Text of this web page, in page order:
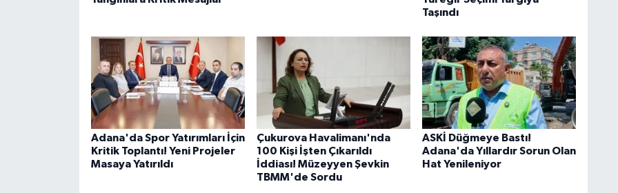
Taşındı
Adana'da Spor Yatırımları İçin
Kritik Toplantı! Yeni Projeler
Masaya Yatırıldı
Çukurova Havalimanı'nda
100 Kişi İşten Çıkarıldı
İddiası! Müzeyyen Şevkin
TBMM'de Sordu
ASKİ Düğmeye Bastı!
Adana'da Yıllardır Sorun Olan
Hat Yenileniyor